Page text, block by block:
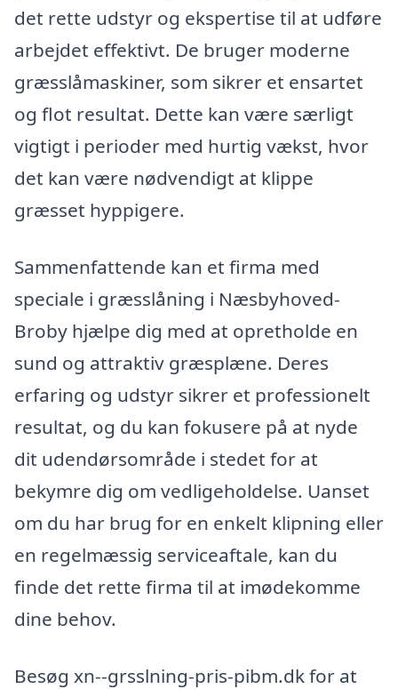
det rette udstyr og ekspertise til at udføre
arbejdet effektivt. De bruger moderne
græsslåmaskiner, som sikrer et ensartet
og flot resultat. Dette kan være særligt
vigtigt i perioder med hurtig vækst, hvor
det kan være nødvendigt at klippe
græsset hyppigere.
Sammenfattende kan et firma med
speciale i græsslåning i Næsbyhoved-
Broby hjælpe dig med at opretholde en
sund og attraktiv græsplæne. Deres
erfaring og udstyr sikrer et professionelt
resultat, og du kan fokusere på at nyde
dit udendørsområde i stedet for at
bekymre dig om vedligeholdelse. Uanset
om du har brug for en enkelt klipning eller
en regelmæssig serviceaftale, kan du
finde det rette firma til at imødekomme
dine behov.
Besøg xn--grsslning-pris-pibm.dk for at